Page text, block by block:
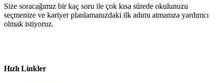
Size soracağımız bir kaç soru ile çok kısa sürede okulunuzu
seçmenize ve kariyer planlamanızdaki ilk adımı atmanıza yardımcı
olmak istiyoruz.
Hızlı Linkler